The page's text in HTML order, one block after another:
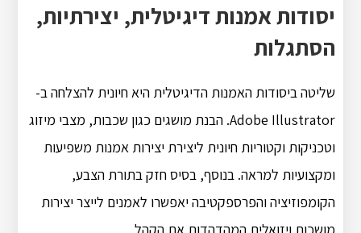
יסודות אמנות דיגיטלית, יצירתיות,
הסתגלות
שליטה ביסודות האמנות הדיגיטלית היא חיונית להצלחה ב-
Adobe Illustrator. הבנת מושגים כגון שכבות, מצבי מיזוג
וטכניקות וקטוריות חיונית ליצירת יצירות אמנות משפיעות
ומקצועיות למראה. בנוסף, בסיס חזק בתורת הצבע,
הקומפוזיציה והפרספקטיבה יאפשרו לאמנים לייצר יצירות